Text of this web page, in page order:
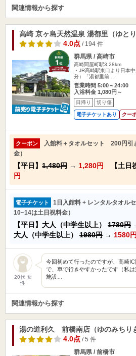
関連情報から探す
高崎 京ヶ島天然温泉 湯都里（ゆとり
4.0点/ 194 件
群馬県 / 高崎市
高崎問屋町駅3.28km
・JR高崎駅東口より日本
分）「湯都里前…
営業時間 5:00～24:00
入浴料金 1,080円～
日帰り 切り傷
電子チケットあり クー
クーポン
入館料＋タオルセット 200円引
金）
【平日】 1,480円 → 1,280円 【土日
円
電子チケット
1日入館料 + レンタルタオル
10~14は土日祝料金）
【平日】大人（中学生以上） 1780円
大人（中学生以上） 1980円 → 1580円
20代 女
性
今回初めて行ったのですが、高崎
で、車で行きやすかったです（私は
施設…
関連情報から探す
湯の道利久 前橋南店（ゆのみちり
4.0点/ 5 件
群馬県 / 前橋市